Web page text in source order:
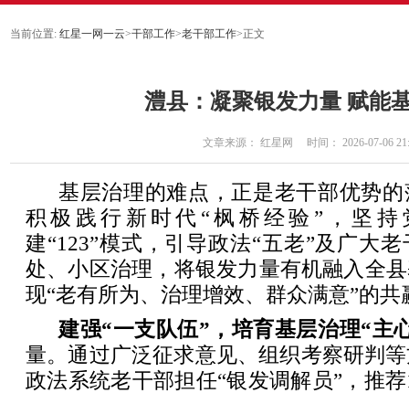
当前位置: 红星一网一云>干部工作>老干部工作>正文
澧县：凝聚银发力量 赋能
文章来源： 红星网 时间： 2026-07-06
基层治理的难点，正是老干部优势
积极践行新时代“枫桥经验”，坚持
建“123”模式，引导政法“五老”及广大
处、小区治理，将银发力量有机融入全
现“老有所为、治理增效、群众满意”的共
建强“一支队伍”，培育基层治理“主
量。通过广泛征求意见、组织考察研判
政法系统老干部担任“银发调解员”，推